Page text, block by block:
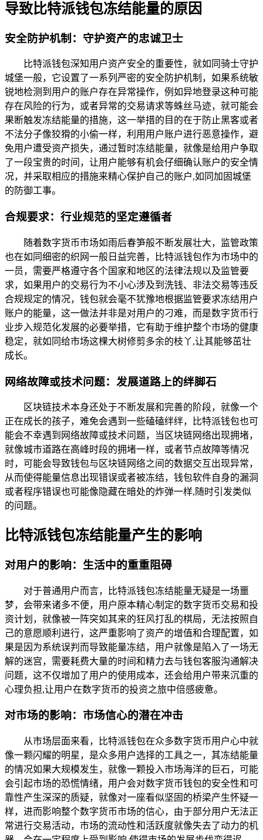
导致比特派钱包冻结能量的原因
安全防护机制：守护资产的忠诚卫士
比特派钱包深知用户资产安全的重要性，就如同骑士守护
城堡一般，它设置了一系列严密的安全防护机制，如果系统敏
锐地检测到用户的账户存在异常操作，例如异地登录这种可能
存在风险的行为，或者异常的交易请求等蛛丝马迹，就可能会
果断触发冻结能量的措施，这一举措的目的在于防止黑客或者
不法分子像狡猾的小偷一样，利用用户账户进行恶意操作，避
免用户遭受资产损失，通过暂时冻结能量，就像是给用户争取
了一段宝贵的时间，让用户能够有机会仔细确认账户的安全情
况，并采取相应的措施来精心保护自己的账户,如同加固城堡
的防御工事。
合规要求：行业规范的坚定遵循者
随着数字货币市场如雨后春笋般不断发展壮大，监管政策
也在如同细密的织网一般日益完善，比特派钱包作为市场中的
一员，需要严格遵守各个国家和地区的法律法规以及监管要
求，如果用户的交易行为不小心涉及到洗钱、非法交易等违反
合规规定的情况，钱包就会毫不犹豫地根据监管要求冻结用户
账户的能量，这一做法并非是对用户的刁难，而是数字货币行
业步入规范化发展的必要举措，它有助于维护整个市场的健康
稳定，就如同给市场这棵大树修剪多余的枝丫,让其能够茁壮
成长。
网络故障或技术问题：发展道路上的绊脚石
区块链技术本身还处于不断发展和完善的阶段，就像一个
正在成长的孩子，难免会遇到一些磕磕绊绊，比特派钱包也可
能会不幸遇到网络故障或技术问题，当区块链网络出现拥堵，
就像城市道路在高峰时段的拥堵一样，或者节点故障等情况
时，可能会导致钱包与区块链网络之间的数据交互出现异常，
从而使得能量信息出现错误或者被冻结，钱包软件自身的漏洞
或者程序错误也可能像隐藏在暗处的炸弹一样,随时引发类似
的问题。
比特派钱包冻结能量产生的影响
对用户的影响：生活中的重重阻碍
对于普通用户而言，比特派钱包冻结能量无疑是一场噩
梦，会带来诸多不便，用户原本精心制定的数字货币交易和投
资计划，就像被一阵突如其来的狂风打乱的棋局，无法按照自
己的意愿顺利进行，这严重影响了资产的增值和合理配置，如
果是因为系统误判而导致能量冻结，用户就像是陷入了一场无
解的迷宫，需要耗费大量的时间和精力去与钱包客服沟通解决
问题，这不仅增加了用户的使用成本，还会给用户带来沉重的
心理负担,让用户在数字货币的投资之旅中倍感疲惫。
对市场的影响：市场信心的潜在冲击
从市场层面来看，比特派钱包在众多数字货币用户心中就
像一颗闪耀的明星，是众多用户选择的工具之一，其冻结能量
的情况如果大规模发生，就像一颗投入市场海洋的巨石，可能
会引起市场的恐慌情绪，用户会对数字货币钱包的安全性和可
靠性产生深深的质疑，就像对一座看似坚固的桥梁产生怀疑一
样，进而影响整个数字货币市场的信心，由于部分用户无法正
常进行交易活动，市场的流动性和活跃度就像失去了动力的机